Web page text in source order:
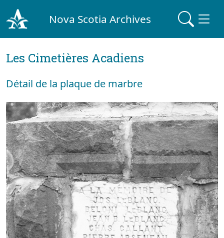
Nova Scotia Archives
Les Cimetières Acadiens
Détail de la plaque de marbre